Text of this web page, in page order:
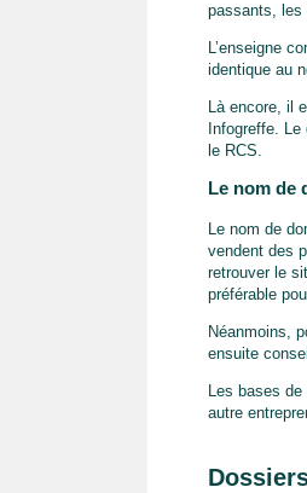
passants, les
L’enseigne
identique au
Là encore, il
Infogreffe.
le RCS.
Le nom de
Le nom de
vendent des
retrouver le
préférable
Néanmoins,
ensuite
Les bases
autre